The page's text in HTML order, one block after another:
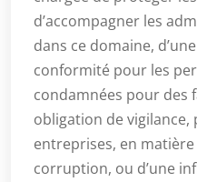
d’accompagner les
dans ce domaine,
conformité pour les
condamnées pour des
obligation de vigilance,
entreprises, en
corruption, ou d’une